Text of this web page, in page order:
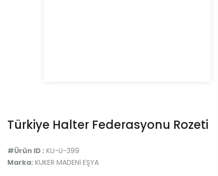
Türkiye Halter Federasyonu Rozeti
#Ürün ID : KU-U-399
Marka: KUKER MADENİ EŞYA